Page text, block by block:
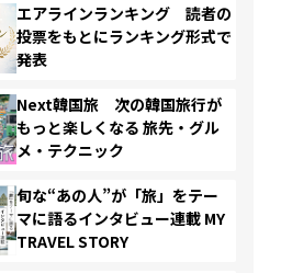
エアラインランキング 読者の
投票をもとにランキング形式で
発表
Next韓国旅 次の韓国旅行が
もっと楽しくなる 旅先・グル
メ・テクニック
旬な“あの人”が「旅」をテー
マに語るインタビュー連載 MY
TRAVEL STORY